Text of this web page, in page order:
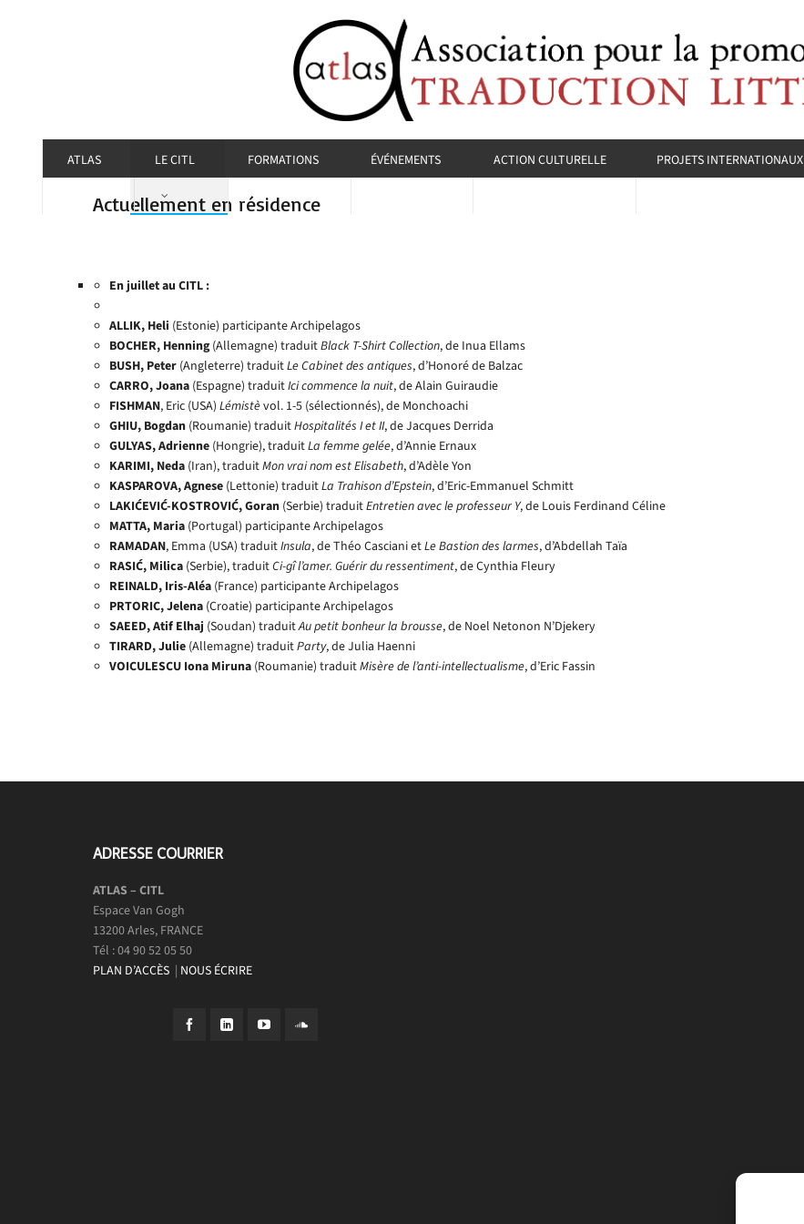
ATLAS LE CITL FORMATIONS ÉVÉNEMENTS ACTION CULTURELLE PROJETS INTERNATIONAUX
Actuellement en résidence
En juillet au CITL :
ALLIK, Heli (Estonie) participante Archipelagos
BOCHER, Henning(Allemagne) traduitBlack T-Shirt Collection, de Inua Ellams
BUSH, Peter (Angleterre) traduitLe Cabinet des antiques, d’Honoré de Balzac
CARRO, Joana (Espagne) traduitIci commence la nuit, de Alain Guiraudie
FISHMAN, Eric (USA) Lémistèvol. 1-5 (sélectionnés), de Monchoachi
GHIU, Bogdan (Roumanie) traduitHospitalités I et II, de Jacques Derrida
GULYAS, Adrienne (Hongrie), traduitLa femme gelée, d’Annie Ernaux
KARIMI, Neda (Iran), traduitMon vrai nom est Elisabeth, d’Adèle Yon
KASPAROVA, Agnese (Lettonie) traduitLa Trahison d’Epstein, d’Eric-Emmanuel Schmitt
LAKIĆEVIĆ-KOSTROVIĆ, Goran (Serbie) traduitEntretien avec le professeur Y, de Louis Ferdinand Céline
MATTA, Maria (Portugal) participante Archipelagos
RAMADAN, Emma (USA) traduitInsula, de Théo Casciani etLe Bastion des larmes, d’Abdellah Taïa
RASIĆ, Milica (Serbie), traduitCi-gî l’amer. Guérir du ressentiment, de Cynthia Fleury
REINALD, Iris-Aléa (France) participante Archipelagos
PRTORIC, Jelena (Croatie) participante Archipelagos
SAEED, Atif Elhaj (Soudan) traduitAu petit bonheur la brousse, de Noel Netonon N’Djekery
TIRARD, Julie (Allemagne) traduitParty, de Julia Haenni
VOICULESCU Iona Miruna (Roumanie) traduitMisère de l’anti-intellectualisme, d’Eric Fassin
ADRESSE COURRIER
ATLAS – CITL
Espace Van Gogh
13200 Arles, FRANCE
Tél : 04 90 52 05 50
PLAN D’ACCÈS | NOUS ÉCRIRE